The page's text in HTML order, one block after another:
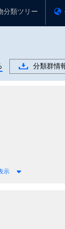
分類ツリー
分類群情
示